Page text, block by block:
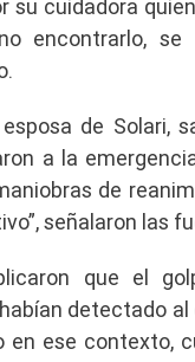
su cuidadora
encontrarlo, se
de Solari,
a la
de
señalaron las
que el
detectado
en ese contexto,